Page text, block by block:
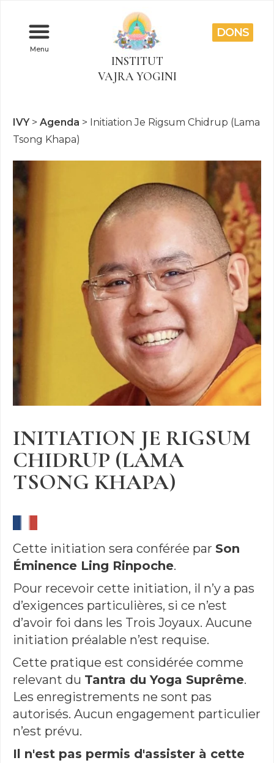
Menu
INSTITUT
VAJRA YOGINI
DONS
IVY> Agenda > Initiation Je Rigsum Chidrup (Lama
Tsong Khapa)
INITIATION JE RIGSUM
CHIDRUP (LAMA
TSONG KHAPA)
Cette initiation sera conférée par Son
Éminence Ling Rinpoche.
Pour recevoir cette initiation, il n’y a pas
d’exigences particulières, si ce n’est
d’avoir foi dans les Trois Joyaux. Aucune
initiation préalable n’est requise.
Cette pratique est considérée comme
relevant du Tantra du Yoga Suprême.
Les enregistrements ne sont pas
autorisés. Aucun engagement particulier
n’est prévu.
Il n'est pas permis d'assister à cette